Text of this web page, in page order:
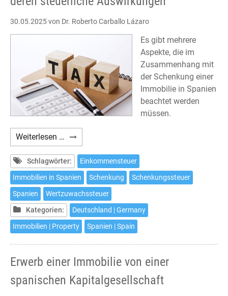
30.05.2025von Dr. Roberto Carballo Lázaro
Es gibt mehrere
Aspekte, die im
Zusammenhang mit
der Schenkung einer
Immobilie in Spanien
beachtet werden
müssen.
Weiterlesen … Schenkung
einer
Immobilie
in
Spanien
und
deren
steuerliche
Auswirkungen
Schlagwörter:
Einkommensteuer
Immobilien in Spanien
Schenkung
Schenkungssteuer
Spanien
Wertzuwachssteuer
Kategorien:
Deutschland | Germany
Immobilien | Property
Spanien | Spain
Erwerb einer Immobilie von einer
spanischen Kapitalgesellschaft